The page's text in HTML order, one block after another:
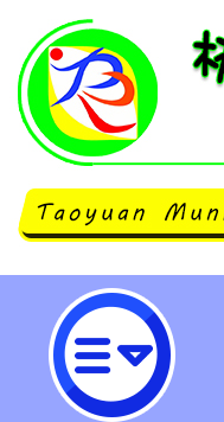
轉知衛生福
關文件一案
日止，請查